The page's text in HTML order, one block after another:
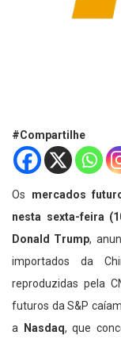
#Compartilhe
Os mercados
nesta sexta-feira
Donald Trump,
importados da
reproduzidas pela
futuros da S&P
a
Nasdaq, que